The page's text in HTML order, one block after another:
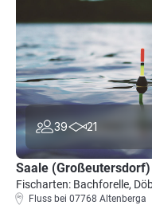
39 21
Saale (Großeutersdorf)
Fischarten: Bachforelle,
Fluss bei 07768 Altenberga